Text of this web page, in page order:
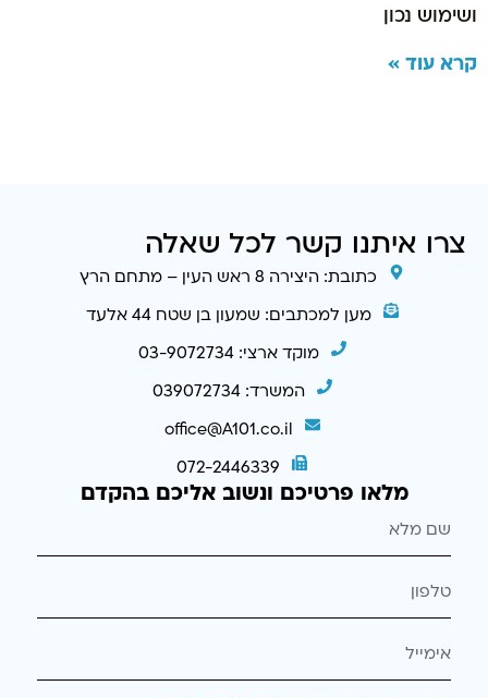
ושימוש נכון
קרא עוד »
צרו איתנו קשר לכל שאלה
כתובת: היצירה 8 ראש העין – מתחם הרץ
מען למכתבים: שמעון בן שטח 44 אלעד
מוקד ארצי: 03-9072734
המשרד: 039072734
office@A101.co.il
072-2446339
מלאו פרטיכם ונשוב אליכם בהקדם